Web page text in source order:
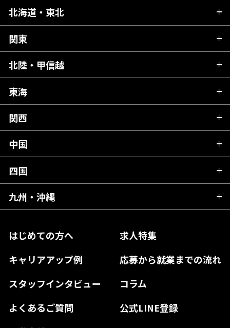
はじめての方へ
求人特集
キャリアアップ例
応募から就業までの流れ
スタッフインタビュー
コラム
よくあるご質問
公式LINE登録
北海道・東北
北海道
青森県
秋田県
岩手県
宮城県
福島県
関東
茨城県
栃木県
群馬県
千葉県
東京都
神奈川県
北陸・甲信越
新潟県
富山県
石川県
山梨県
長野県
東海
岐阜県
静岡県
愛知県
関西
滋賀県
京都府
大阪府
奈良県
和歌山県
中国
広島県
岡山県
島根県
山口県
四国
愛媛県
徳島県
九州・沖縄
熊本県